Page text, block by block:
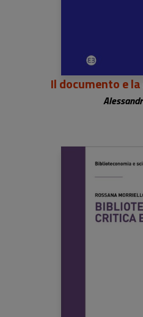
Il documento e